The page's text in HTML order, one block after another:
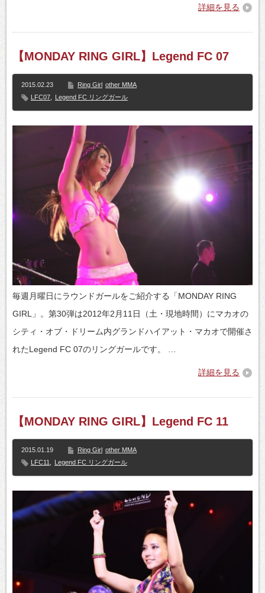
詳細を見る
【MONDAY RING GIRL】Legend FC 07
2015.02.23 Ring Girl other MMA
LFC07
Legend FC リングガール
毎週月曜日にラウンドガールをご紹介する「MONDAY RING
GIRL」。第30弾は2012年2月11日（土・現地時間）にマカオの
シティ・オブ・ドリーム内グランドハイアット・マカオで開催さ
れたLegend FC 07のリングガールです。 …
詳細を見る
【MONDAY RING GIRL】Legend FC 11
2015.01.19 Ring Girl other MMA
LFC11
Legend FC リングガール